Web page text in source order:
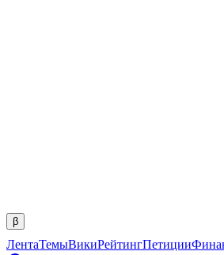
β
ЛентаТемыВикиРейтингПетиции